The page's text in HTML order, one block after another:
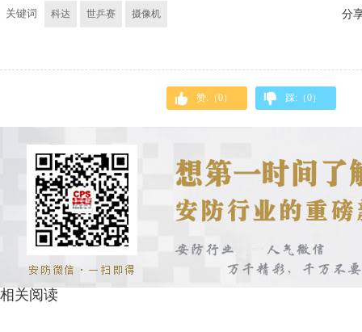
关键词 科达 世乒赛 摄像机 分
赞:（0） 踩:（0）
相关阅读